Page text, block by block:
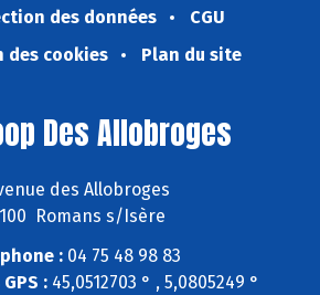
des données
CGU
des cookies
Plan du site
Des Allobroges
des Allobroges
Romans s/Isère
: 04 75 48 98 83
: 45,0512703 ° , 5,0805249 °